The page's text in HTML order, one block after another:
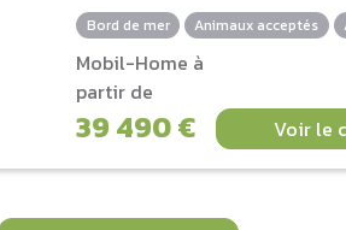
Bord de mer Animaux acceptés
Mobil-Home à
partir de
39 490 € Voir le